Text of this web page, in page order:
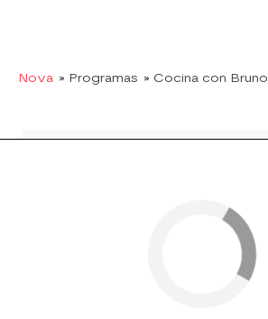
Nova » Programas » Cocina con Bruno